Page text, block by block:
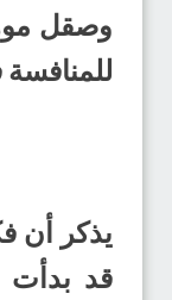
وصقل
يذكر أن